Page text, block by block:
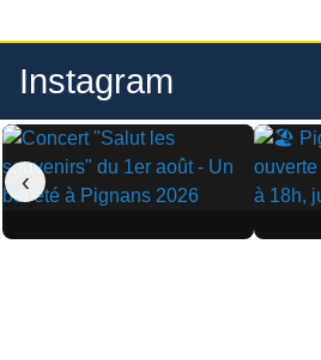
Instagram
▶ ▶
‹